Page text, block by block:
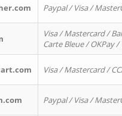
Paypal / Visa /
Visa / Mastercard /
Carte Bleue / OKPay
Visa / Mastercard /
Paypal / Visa /